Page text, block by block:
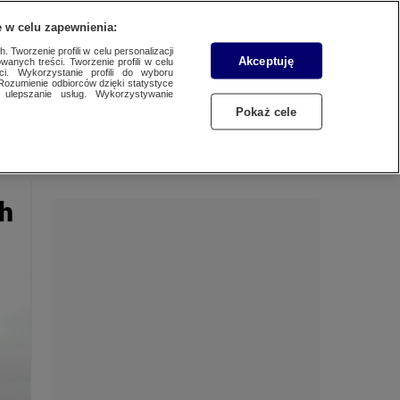
Dzień dobry!
ZALOGUJ SIĘ
w celu zapewnienia:
Tworzenie profili w celu personalizacji
treści. Tworzenie profili w celu
Wykorzystanie profili do wyboru
odbiorców dzięki statystyce
usług. Wykorzystywanie
Akceptuję
Pokaż cele